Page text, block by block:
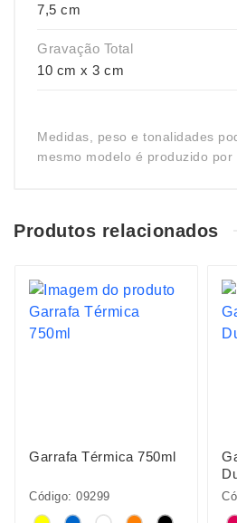
7,5 cm
Gravação Total
10 cm x 3 cm
Medidas, peso e tonalidades
mesmo modelo é produzido por
Produtos relacionados
Garrafa Térmica 750ml
Código: 09299